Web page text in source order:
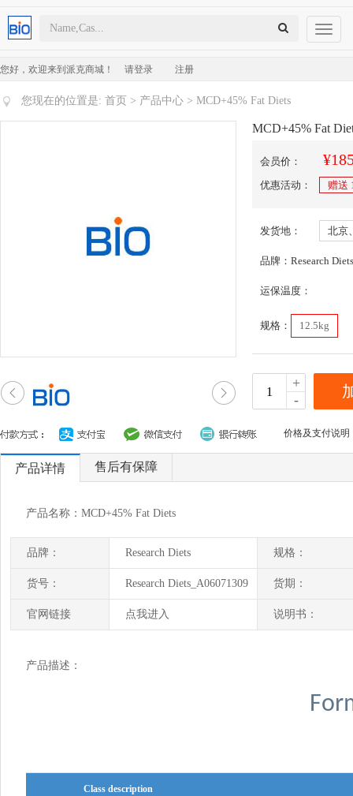
您好，欢迎来到派克商城！ 请登录 注册
Toggle
您现在的位置是: 首页 > 产品中心 > MCD+45% Fat Diets
MCD+45% Fat
会员价：
优惠活动： 赠送
发货地： 北京
品牌：Research Diets
运保温度：
规格： 12.5kg
+
-
价格及支付说明
产品详情 售后有保障
产品名称：MCD+45% Fat Diets
品牌： Research Diets 规格：
货号： Research Diets_A06071309 货期：
官网链接 点我进入 说明书：
产品描述：
Class description